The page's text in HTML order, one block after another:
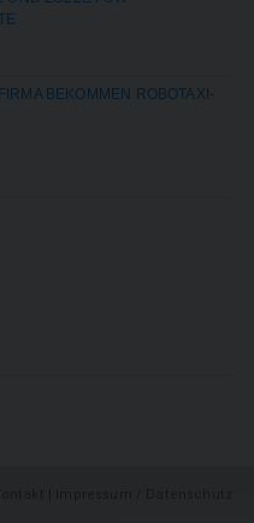
BEKOMMEN ROBOTAXI-